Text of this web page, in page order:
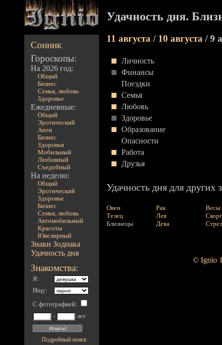
Сонник
Гороскопы:
На 2026 год:
Общий
Бизнес
Семья, любовь
Здоровье
Ежедневные:
Общий
Эротический
Анти
Бизнес
Здоровья
Мобильный
Любовный
Съедобный
На неделю:
Общий
Эротический
Здоровье
Бизнес
Семья, любовь
Автомобильный
Красоты
Ювелирный
Знаки Зодиака
Удачность дня
Знакомства:
Я:
Ищу:
С фотографией:
-
лет
Подробный поиск
Удачность дня.
11 августа / 10 августа / 9
Личность
Финансы
Поездки
Семья
Любовь
Здоровье
Образование
Опасности
Работа
Друзья
Удачность дня для других
Овен
Телец
Близнецы
Рак
Лев
Дева
Весы
© Ignio